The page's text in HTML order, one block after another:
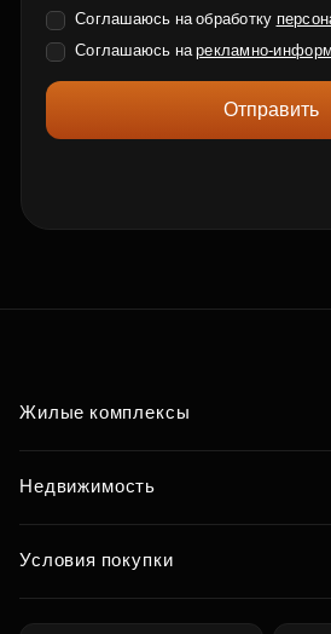
Соглашаюсь на обработку
Соглашаюсь нарекламно-
Отправить
Жилые комплексы
Недвижимость
Условия покупки